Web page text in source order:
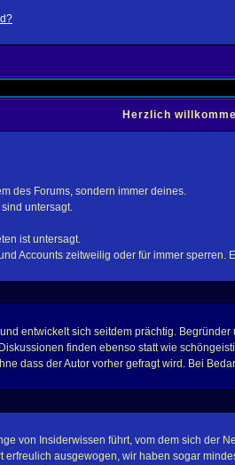
Herzlich
des Forums, sondern immer deines.
untersagt.
ist untersagt.
Accounts zeitweilig oder für immer sperren.
entwickelt sich seitdem prächtig.
finden ebenso statt wie
dass der Autor vorher gefragt wird. Bei
von Insiderwissen führt, vom dem sich
ausgewogen, wir haben sogar